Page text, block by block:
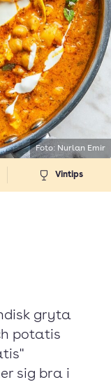
Vintips
gryta
potatis
sig bra i
Foto: Nurlan Emir